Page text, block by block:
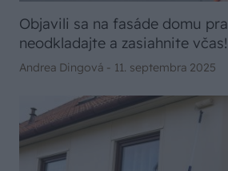
Objavili sa na fasáde domu
neodkladajte a zasiahnite včas!
Andrea Dingová - 11. septembra 2025